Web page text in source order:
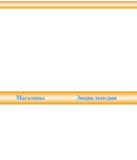
Магазины Энциклопедии